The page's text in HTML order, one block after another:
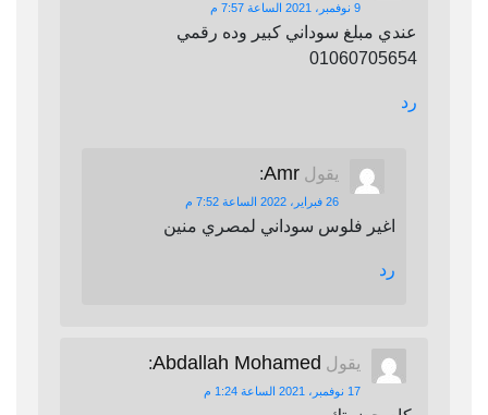
9 نوفمبر، 2021 الساعة 7:57 م
عندي مبلغ سوداني كبير وده رقمي
01060705654
رد
يقول Amr
:
26 فبراير، 2022 الساعة 7:52 م
اغير فلوس سوداني لمصري منين
رد
يقول Abdallah Mohamed
:
17 نوفمبر، 2021 الساعة 1:24 م